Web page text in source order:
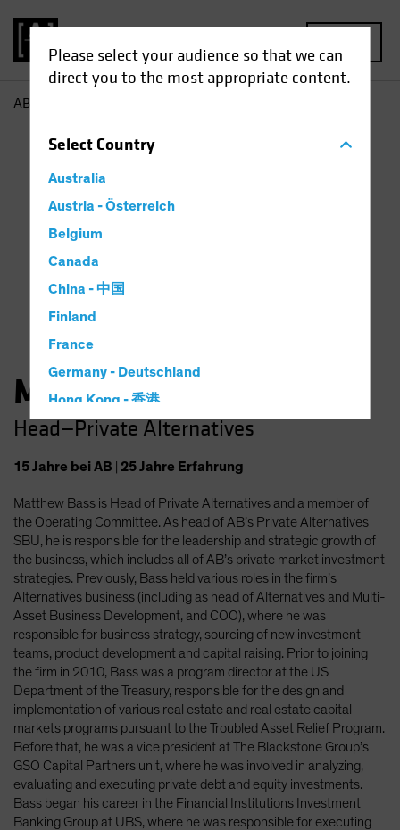
Please select your audience so that we can
direct you to the most appropriate content.
SelectCountry
Australia
Austria - Österreich
Belgium
Canada
China - 中国
Finland
France
Germany - Deutschland
Hong Kong - 香港
Hungary
Japan - 日本
Latin America
Luxembourg and Other EMEA
Netherlands
New Zealand
Norway
Other Asia-Pacific
Poland
Portugal
Singapore
South Korea - 대한민국
Spain
AB
Matthew D. Bass
Head—Private Alternatives
15Jahre bei AB 25Jahre Erfahrung
Matthew Bass is Head of Private Alternatives and a member of
the Operating Committee. As head of AB’s Private Alternatives
SBU, he is responsible for the leadership and strategic growth of
the business, which includes all of AB’s private market investment
strategies. Previously, Bass held various roles in the firm’s
Alternatives business (including as head of Alternatives and Multi-
Asset Business Development, and COO), where he was
responsible for business strategy, sourcing of new investment
teams, product development and capital raising. Prior to joining
the firm in 2010, Bass was a program director at the US
Department of the Treasury, responsible for the design and
implementation of various real estate and real estate capital-
markets programs pursuant to the Troubled Asset Relief Program.
Before that, he was a vice president at The Blackstone Group’s
GSO Capital Partners unit, where he was involved in analyzing,
evaluating and executing private debt and equity investments.
Bass began his career in the Financial Institutions Investment
Banking Group at UBS, where he was responsible for executing